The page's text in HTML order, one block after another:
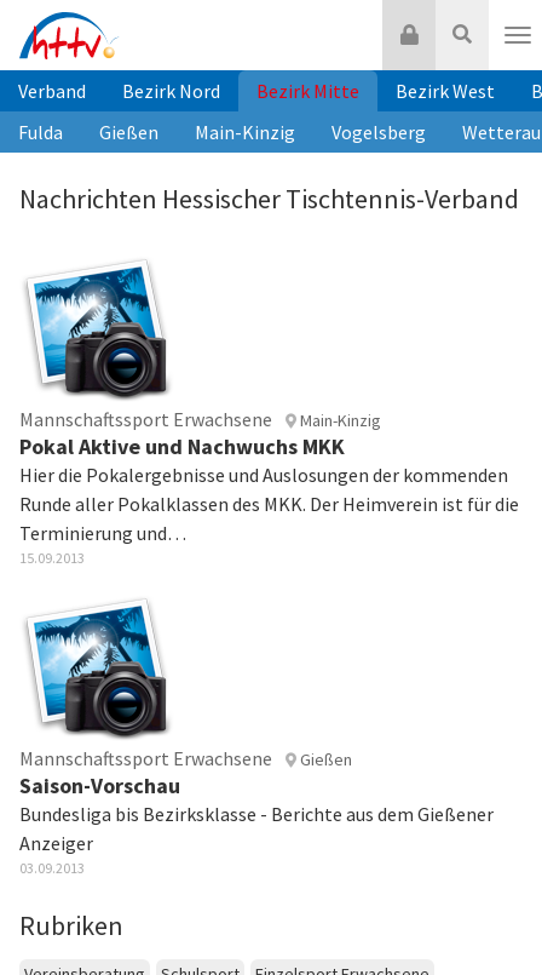
Inhalt
springen
Suche
Login
Verband Bezirk Nord Bezirk Mitte Bezirk West
Fulda
Gießen Main-Kinzig Vogelsberg Wetterau
Nachrichten Hessischer Tischtennis-Verband
Mannschaftssport Erwachsene Main-Kinzig
Pokal Aktive und Nachwuchs MKK
Hier die Pokalergebnisse und Auslosungen der kommenden
Runde aller Pokalklassen des MKK. Der Heimverein ist für die
Terminierung und…
15.09.2013
Mannschaftssport Erwachsene Gießen
Saison-Vorschau
Bundesliga bis Bezirksklasse - Berichte aus dem Gießener
Anzeiger
03.09.2013
Rubriken